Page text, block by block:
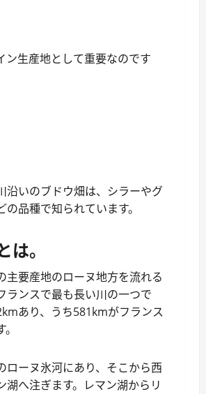
ン生産地として重要なのです
沿いのブドウ畑は、シラーやグ
の品種で知られています。
は。
主要産地のローヌ地方を流れる
ランスで最も長い川の一つで
あり、うち581kmがフランス
ローヌ氷河にあり、そこから西
湖へ注ぎます。レマン湖からリ